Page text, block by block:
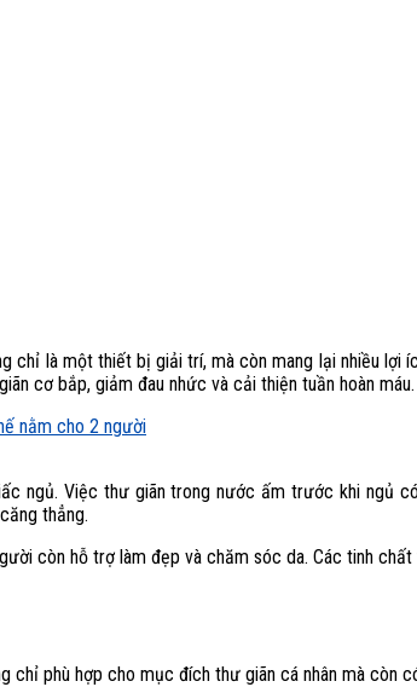
chỉ là một thiết bị giải trí, mà còn mang lại nhiều
cơ bắp, giảm đau nhức và cải thiện tuần hoàn máu.
ngủ. Việc thư giãn trong nước ấm trước khi ngủ
thẳng.
còn hỗ trợ làm đẹp và chăm sóc da. Các tinh
phù hợp cho mục đích thư giãn cá nhân mà còn